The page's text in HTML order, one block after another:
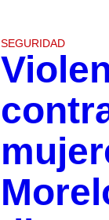
SEGURIDAD